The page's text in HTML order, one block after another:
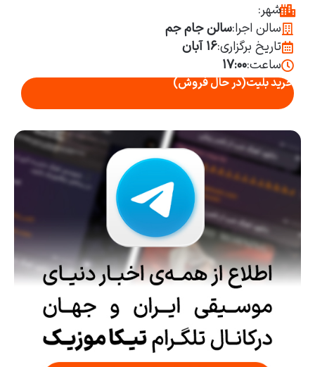
شهر:
سالن اجرا:سالن جام جم
تاریخ برگزاری:۱۶ آبان
ساعت:۱۷:۰۰
خرید بلیت(در حال فروش)